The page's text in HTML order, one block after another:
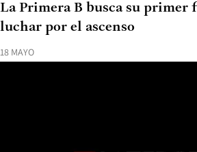
18 MAYO
La Primera B busca su primer
luchar por el ascenso